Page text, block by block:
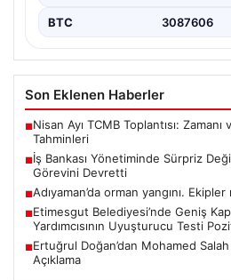
BTC 3087606
Son Eklenen Haberler
■Nisan Ayı TCMB Toplantısı:
Tahminleri
■İş Bankası Yönetiminde Sürpriz
Görevini Devretti
■Adıyaman’da orman yangını.
■Etimesgut Belediyesi’nde Geniş
Yardımcısının Uyuşturucu Testi
■Ertuğrul Doğan’dan Mohamed
Açıklama